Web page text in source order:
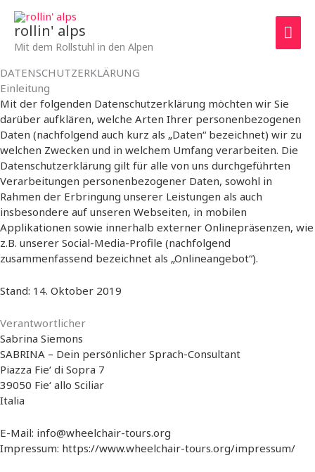
Inhalt
springen
rollin' alps
Mit dem Rollstuhl in den Alpen
DATENSCHUTZERKLÄRUNG
Einleitung
Mit der folgenden Datenschutzerklärung möchten wir Sie
darüber aufklären, welche Arten Ihrer personenbezogenen
Daten (nachfolgend auch kurz als „Daten“ bezeichnet) wir zu
welchen Zwecken und in welchem Umfang verarbeiten. Die
Datenschutzerklärung gilt für alle von uns durchgeführten
Verarbeitungen personenbezogener Daten, sowohl in
Rahmen der Erbringung unserer Leistungen als auch
insbesondere auf unseren Webseiten, in mobilen
Applikationen sowie innerhalb externer Onlinepräsenzen, wie
z.B. unserer Social-Media-Profile (nachfolgend
zusammenfassend bezeichnet als „Onlineangebot“).
Stand: 14. Oktober 2019
Verantwortlicher
Sabrina Siemons
SABRINA – Dein persönlicher Sprach-Consultant
Piazza Fie‘ di Sopra 7
39050 Fie‘ allo Sciliar
Italia
E-Mail: info@wheelchair-tours.org
Impressum: https://www.wheelchair-tours.org/impressum/